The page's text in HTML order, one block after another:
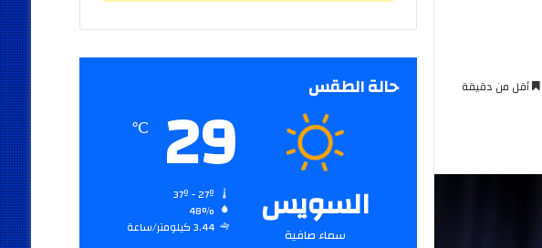
أقل من دقيقة حالة الطقس
السويس
سماء صافية
29
℃
48%
3.44 كيلومتر/ساعة